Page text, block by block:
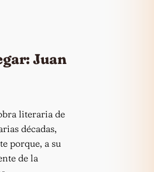
Juan
literaria de
décadas,
porque, a su
de la